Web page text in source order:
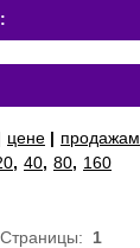
цене | продажам
, 40, 80, 160
Страницы: 1